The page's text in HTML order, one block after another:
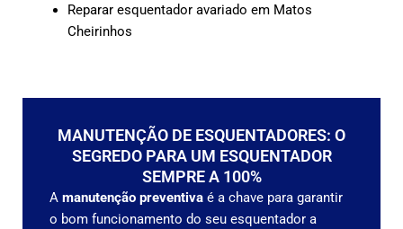
Reparar esquentador avariado em Matos
Cheirinhos
MANUTENÇÃO DE ESQUENTADORES: O
SEGREDO PARA UM ESQUENTADOR
SEMPRE A 100%
A manutenção preventiva é a chave para garantir
o bom funcionamento do seu esquentador a